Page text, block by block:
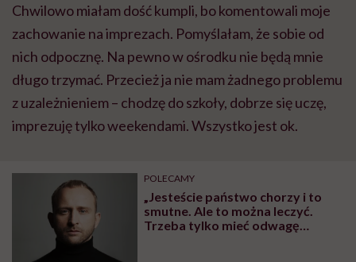
Chwilowo miałam dość kumpli, bo komentowali moje
zachowanie na imprezach. Pomyślałam, że sobie od
nich odpocznę. Na pewno w ośrodku nie będą mnie
długo trzymać. Przecież ja nie mam żadnego problemu
z uzależnieniem – chodzę do szkoły, dobrze się uczę,
imprezuję tylko weekendami. Wszystko jest ok.
POLECAMY
„Jesteście państwo chorzy i to
smutne. Ale to można leczyć.
Trzeba tylko mieć odwagę